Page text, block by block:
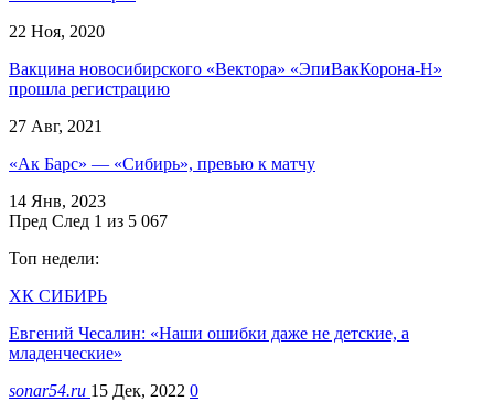
22 Ноя, 2020
Вакцина новосибирского «Вектора» «ЭпиВакКорона-Н»
прошла регистрацию
27 Авг, 2021
«Ак Барс» — «Сибирь», превью к матчу
14 Янв, 2023
Пред След 1 из 5 067
Топ недели:
ХК СИБИРЬ
Евгений Чесалин: «Наши ошибки даже не детские, а
младенческие»
sonar54.ru 15 Дек, 2022 0